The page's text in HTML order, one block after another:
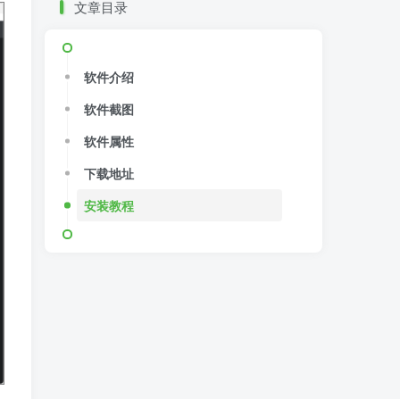
文章目录
软件介绍
软件截图
软件属性
下载地址
安装教程